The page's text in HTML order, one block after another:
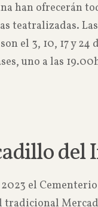
han ofrecerán
teatralizadas.
el 3, 10, 17 y 24
uno a las
del
el
tradicional